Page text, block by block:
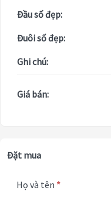
Đầu số đẹp:
Đuôi số đẹp:
Ghi chú:
Giá bán:
Đặt mua
Họ và tên *